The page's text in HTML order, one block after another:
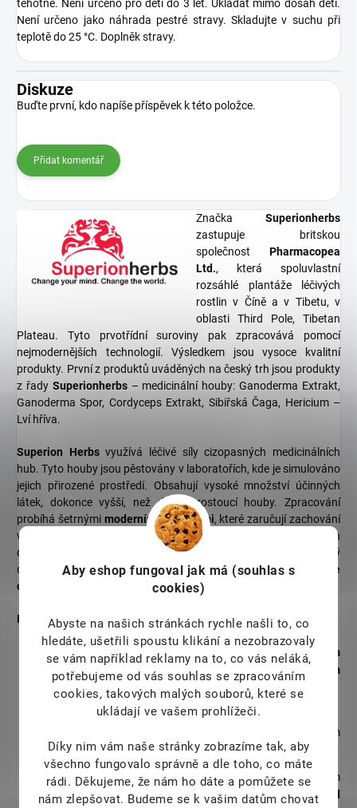
Aby eshop fungoval jak má (souhlas s
cookies)
Abyste na našich stránkách rychle našli to, co
hledáte, ušetřili spoustu klikání a nezobrazovaly
se vám například reklamy na to, co vás neláká,
potřebujeme od vás souhlas se zpracováním
cookies, takových malých souborů, které se
ukládají ve vašem prohlížeči.
Díky nim vám naše stránky zobrazíme tak, aby
všechno fungovalo správně a dle toho, co máte
rádi. Děkujeme, že nám ho dáte a pomůžete se
nám zlepšovat. Budeme se k vašim datům chovat
těhotné. Není určeno pro děti do 3 let. Ukládat mimo dosah dětí.
Není určeno jako náhrada pestré stravy. Skladujte v suchu při
teplotě do 25 °C. Doplněk stravy.
Diskuze
Buďte první, kdo napíše příspěvek k této položce.
Přidat komentář
Značka Superionherbs
zastupuje britskou
společnost Pharmacopea
Ltd., která spoluvlastní
rozsáhlé plantáže léčivých
rostlin v Číně a v Tibetu, v
oblasti Third Pole, Tibetan
Plateau. Tyto prvotřídní suroviny pak zpracovává pomocí
nejmodernějších technologií. Výsledkem jsou vysoce kvalitní
produkty. První z produktů uváděných na český trh jsou produkty
z řady Superionherbs– medicinální houby: Ganoderma Extrakt,
Ganoderma Spor, Cordyceps Extrakt, Sibiřská Čaga, Hericium –
Lví hříva.
Superion Herbsvyužívá léčivé síly cizopasných medicinálních
hub. Tyto houby jsou pěstovány v laboratořích, kde je simulováno
jejich přirozené prostředí. Obsahují vysoké množství účinných
látek, dokonce vyšší, než divoce rostoucí houby. Zpracování
probíhá šetrnými moderními metodami, které zaručují zachování
všech účinných látek a zároveň vysokou účinnost potravinových
doplňků. K zákazníkovi se tak dostane vysoce kvalitní potravinový
doplněk, který pečuje o imunitu, dodává energii apročišťuje
organismus
Proč zvolit Superionherbs?
prodáváme extrakty z medicinálních hub s
maximálním
podílem polysacharidů (více než 40%) a obsahem
triterpenoidů (více než 4%)
SpolečnostPharmacopea Ltd. spoluvlastní pěstírny v Číně
a Tibetu a má tak absolutní kontrolu nad způsobem
pěstování.
Ganoderma v našich produktech je pěstováná tradičním
způsobem na dlouhých dřevěných kmenech tzv.Duanwood